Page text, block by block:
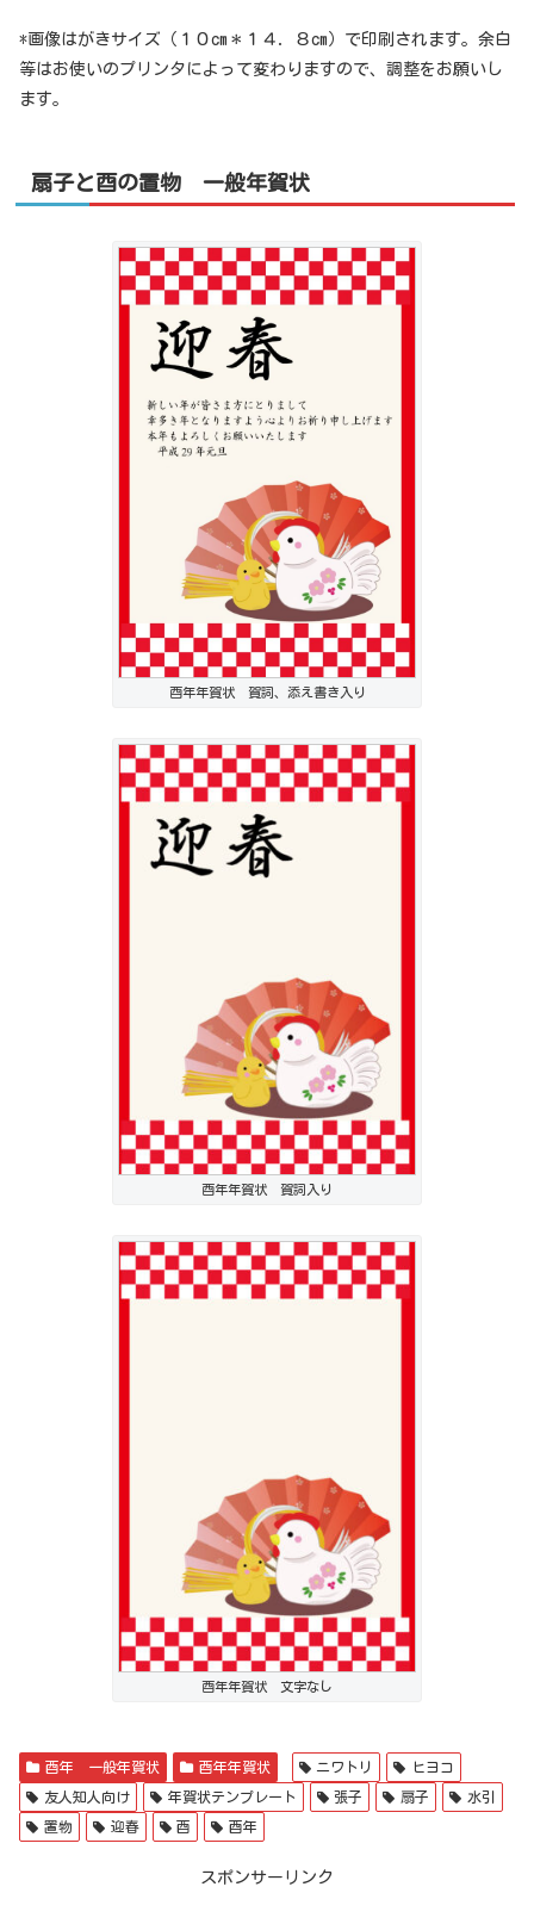
*画像はがきサイズ（１０cm＊１４．８cm）で印刷されます。余白
等はお使いのプリンタによって変わりますので、調整をお願いし
ます。
扇子と酉の置物 一般年賀状
酉年年賀状 賀詞、添え書き入り
酉年年賀状 賀詞入り
酉年年賀状 文字なし
酉年 一般年賀状 酉年年賀状 ニワトリ ヒヨコ
友人知人向け 年賀状テンプレート 張子 扇子 水引
置物 迎春 酉 酉年
スポンサーリンク